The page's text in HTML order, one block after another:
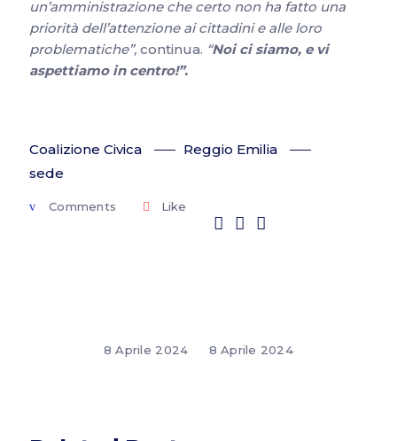
un’amministrazione che certo non ha fatto una
priorità dell’attenzione ai cittadini e alle loro
problematiche”,continua. “Noi ci siamo, e vi
aspettiamo in centro!”.
Coalizione Civica
Reggio Emilia
sede
Comments Like
8 Aprile 2024 8 Aprile 2024